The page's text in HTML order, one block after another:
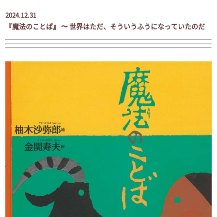
2024.12.31
『魔法のことば』 〜 世界はただ、そういうふうになっていたのだ